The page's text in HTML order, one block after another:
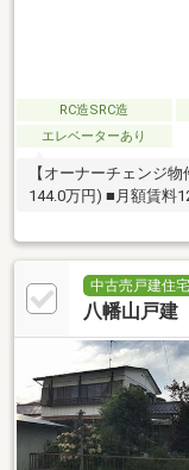
RC造SRC造
エレベーターあり
【オーナーチェンジ
144.0万円) ■月額賃料
中古売戸建住宅
八幡山戸建